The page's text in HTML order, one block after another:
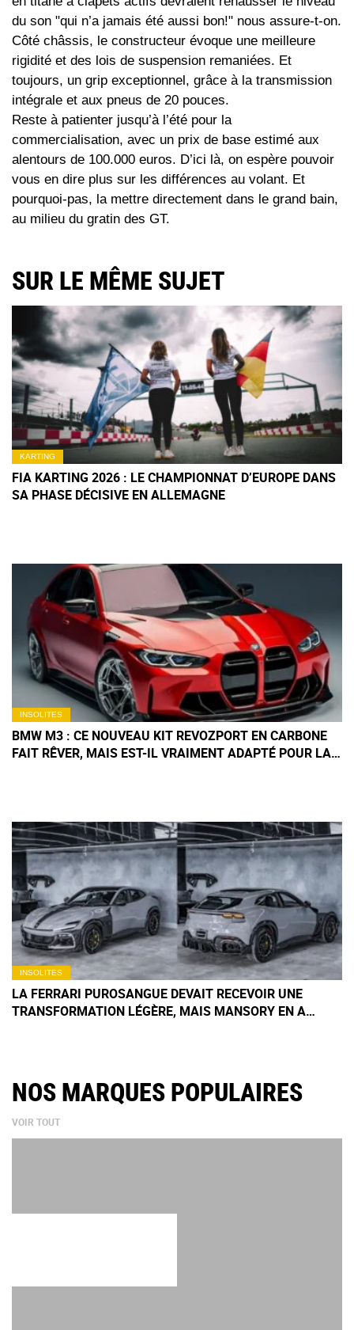
du son "qui n’a jamais été aussi bon!" nous assure-t-on.
Côté châssis, le constructeur évoque une meilleure
rigidité et des lois de suspension remaniées. Et
toujours, un grip exceptionnel, grâce à la transmission
intégrale et aux pneus de 20 pouces.
Reste à patienter jusqu’à l’été pour la
commercialisation, avec un prix de base estimé aux
alentours de 100.000 euros. D’ici là, on espère pouvoir
vous en dire plus sur les différences au volant. Et
pourquoi-pas, la mettre directement dans le grand bain,
au milieu du gratin des GT.
SUR LE MÊME SUJET
KARTING
FIA KARTING 2026 : LE CHAMPIONNAT D’EUROPE DANS
SA PHASE DÉCISIVE EN ALLEMAGNE
INSOLITES
BMW M3 : CE NOUVEAU KIT REVOZPORT EN CARBONE
FAIT RÊVER, MAIS EST-IL VRAIMENT ADAPTÉ POUR LA
INSOLITES
LA FERRARI PUROSANGUE DEVAIT RECEVOIR UNE
TRANSFORMATION LÉGÈRE, MAIS MANSORY EN A
NOS MARQUES POPULAIRES
VOIR TOUT